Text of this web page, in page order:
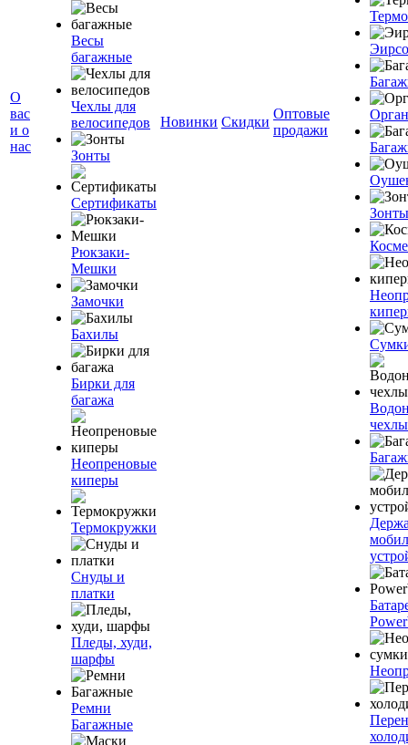
О
вас
и о
нас
Весы
багажные
Чехлы для
велосипедов
Зонты
Сертификаты
Рюкзаки-
Мешки
Замочки
Бахилы
Бирки для
багажа
Неопреновые
киперы
Термокружки
Снуды и
платки
Пледы, худи,
шарфы
Ремни
Багажные
Новинки Скидки
Оптовые
продажи
Зонты